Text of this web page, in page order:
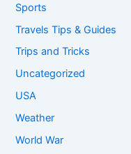
Sports
Travels Tips & Guides
Trips and Tricks
Uncategorized
USA
Weather
World War